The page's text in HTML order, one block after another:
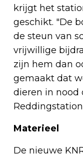
krijgt het
geschikt. "De
de steun van
vrijwillige
zijn hem dan
gemaakt dat
dieren in nood
Materieel
De nieuwe